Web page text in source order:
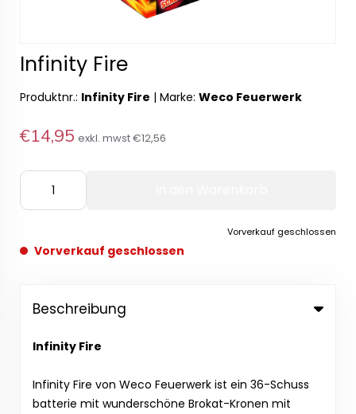
Infinity Fire
Produktnr.: Infinity Fire | Marke: Weco Feuerwerk
€14,95 exkl. mwst€12,56
Vorverkauf geschlossen
Vorverkauf geschlossen
Beschreibung
Infinity Fire
Infinity Fire von Weco Feuerwerk ist ein 36-Schuss
batterie mit wunderschöne Brokat-Kronen mit